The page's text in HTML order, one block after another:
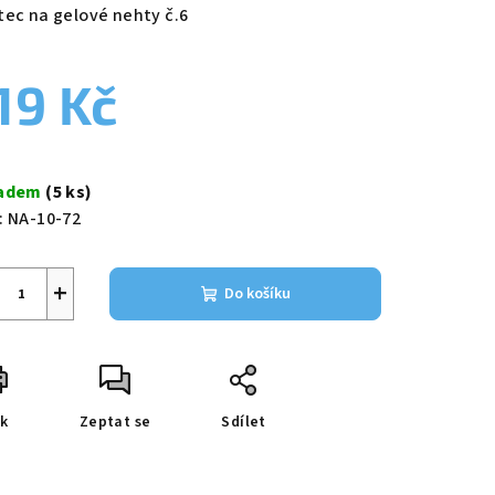
na gelové nehty č.6
Kč
(5 ks)
NA-10-72
+ Do košíku
Zeptat se Sdílet